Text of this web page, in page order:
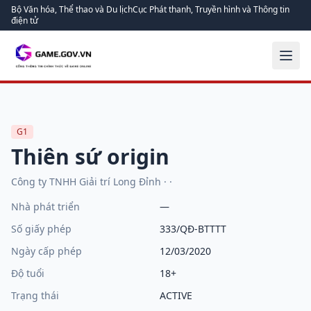
Bộ Văn hóa, Thể thao và Du lịchCục Phát thanh, Truyền hình và Thông tin
điện tử
G1
Thiên sứ origin
Công ty TNHH Giải trí Long Đỉnh · ·
Nhà phát triển
—
Số giấy phép
333/QĐ-BTTTT
Ngày cấp phép
12/03/2020
Độ tuổi
18+
Trạng thái
ACTIVE